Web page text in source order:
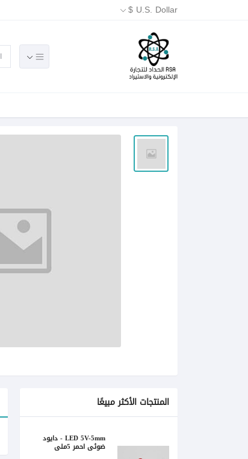
U.S. Dollar $
المنتجات الأكثر مبيعًا
LED 5V-5mm - دايود
ضوئي احمر 5ملي